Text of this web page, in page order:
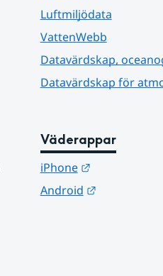
Luftmiljödata
VattenWebb
Datavärdskap,
Datavärdskap för
Väderappar
iPhone
Länk till
Android
Länk till